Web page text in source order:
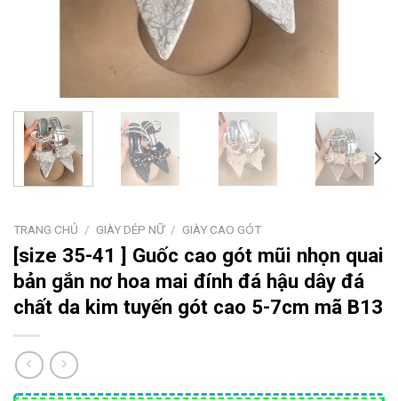
TRANG CHỦ / GIÀY DÉP NỮ / GIÀY CAO GÓT
[size 35-41 ] Guốc cao gót mũi nhọn quai
bản gắn nơ hoa mai đính đá hậu dây đá
chất da kim tuyến gót cao 5-7cm mã B13